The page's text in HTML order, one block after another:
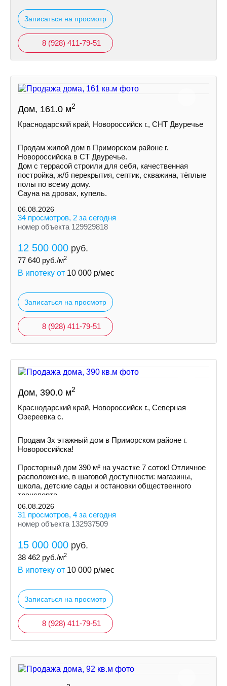
Записаться на просмотр
8 (928) 411-79-51
Дом, 161.0 м2
Краснодарский край, Новороссийск г., СНТ Двуречье
Продам жилой дом в Приморском районе г.
Новороссийска в СТ Двуречье.
Дом с террасой строили для себя, качественная
постройка, ж/б перекрытия, септик, скважина, тёплые
полы по всему дому.
Сауна на дровах, купель.
06.08.2026
34 просмотров, 2 за сегодня
номер объекта 129929818
12 500 000 руб.
77 640 руб./м2
В ипотеку от 10 000 р/мес
Записаться на просмотр
8 (928) 411-79-51
Дом, 390.0 м2
Краснодарский край, Новороссийск г., Северная
Озереевка с.
Продам 3х этажный дом в Приморском районе г.
Новоросcийскa!
Просторный дом 390 м² на участке 7 соток! Отличное
расположение, в шаговой доступности: магазины,
школа, детские сады и остановки общественного
транспорта.
06.08.2026
31 просмотров, 4 за сегодня
номер объекта 132937509
15 000 000 руб.
38 462 руб./м2
В ипотеку от 10 000 р/мес
Записаться на просмотр
8 (928) 411-79-51